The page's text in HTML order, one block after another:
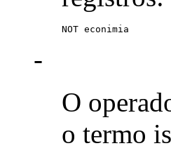
NOT econimia
-
O
o termo